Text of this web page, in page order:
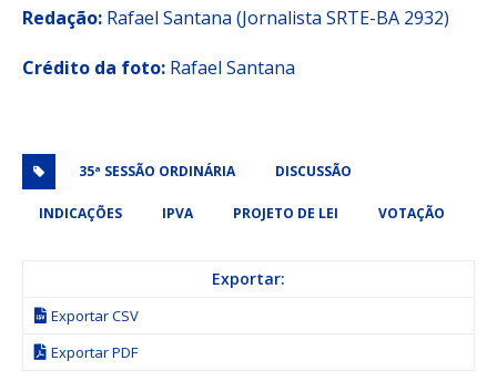
Redação: Rafael Santana (Jornalista SRTE-BA 2932)
Crédito da foto: Rafael Santana
35ª SESSÃO ORDINÁRIA DISCUSSÃO
INDICAÇÕES IPVA PROJETO DE LEI VOTAÇÃO
Exportar:
Exportar CSV
Exportar PDF